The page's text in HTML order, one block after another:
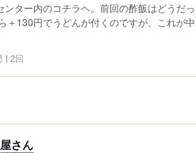
ター内のコチラヘ。前回の酢飯はどうだ
＋130円でうどんが付くのですが、これが
2回
さん